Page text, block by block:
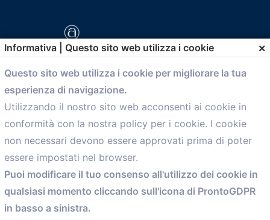
comunicazione@confartigianato.bo.it
Menù
Home
Servizi
Convenzioni
Voce delle Nostre aziende
Informativa | Questo sito web utilizza i cookie ×
Questo sito web utilizza i cookie per migliorare la tua
esperienza di navigazione.
Utilizzando il nostro sito web acconsenti ai cookie in
conformità con la nostra policy per i cookie. I cookie
non necessari devono essere approvati prima di poter
essere impostati nel browser.
Puoi modificare il tuo consenso all'utilizzo dei cookie in
qualsiasi momento cliccando sull'icona di ProntoGDPR
in basso a sinistra.